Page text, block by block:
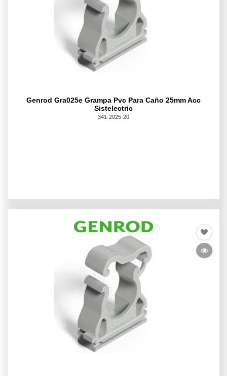
Genrod Gra025e Grampa Pvc Para Caño 25mm Acc
Sistelectric
341-2025-20